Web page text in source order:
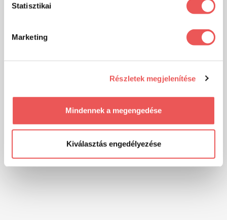
Statisztikai
Marketing
Részletek megjelenítése
Mindennek a megengedése
Kiválasztás engedélyezése